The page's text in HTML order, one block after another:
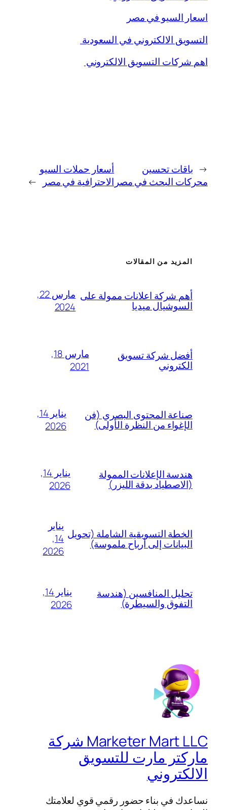
اسعار السيو في مصر
التسويق الالكتروني في السعودية
اهم شركات التسويق الالكتروني
← باقات تحسين
محركات البحث في مصر
أسعار حملات السيو
الاحترافية في مصر
→
المزيد من المقالات
أهم شركة اعلانات ممولة على
السوشيال ميديا
مارس 22,
2024
أفضل شركة تسويق
الكتروني
مارس 18,
2021
صناعة المحتوى البصري (فن
الإغواء من النظرة الأولى)
يناير 14,
2026
هندسة الإعلانات الممولة
(الاصطياد بدقة الليزر)
يناير 14,
2026
الخطة التسويقية الشاملة (تحويل
البيانات إلى أرباح ملموسة)
يناير
14,
2026
تحليل المنافسين (هندسة
التفوق والسيطرة)
يناير 14,
2026
Marketer Mart LLC شركة
ماركتر مارت للتسويق
الالكتروني
نساعدك في بناء حضور رقمي قوي لعلامتك